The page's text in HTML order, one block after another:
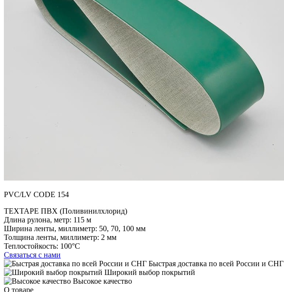
PVC/LV CODE 154
TEXTAPE ПВХ (Поливинилхлорид)
Длина рулона, метр: 115 м
Ширина ленты, миллиметр: 50, 70, 100 мм
Толщина ленты, миллиметр: 2 мм
Теплостойкость: 100°C
Связаться с нами
Быстрая доставка по всей России и СНГ
Широкий выбор покрытий
Высокое качество
О товаре